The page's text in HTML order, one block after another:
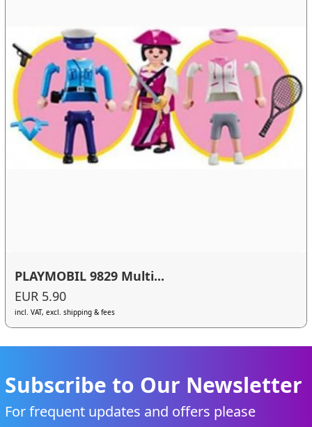
PLAYMOBIL 9829 Multi...
EUR 5.90
incl. VAT, excl. shipping & fees
Subscribe to Our Newsletter
For frequent updates and offers please